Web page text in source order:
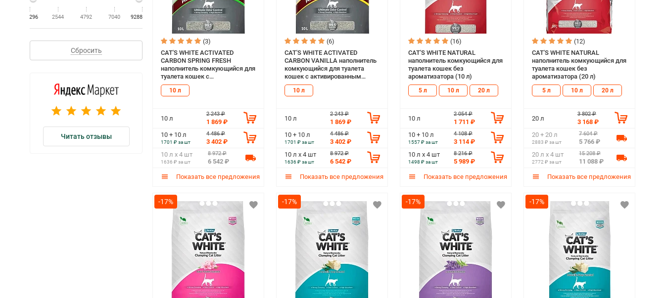
296 2544 4792 7040 9288
Сбросить
Читать отзывы
(3)
CAT'S WHITE ACTIVATED
CARBON SPRING FRESH
наполнитель комкующийся для
туалета кошек с
активированным углем и
ароматом весенней свежести
10 л
10 л
2 243 ₽
1 869 ₽
10 + 10 л
1701 ₽ за шт
4 486 ₽
3 402 ₽
10 л х 4 шт
1636 ₽ за шт
8 972 ₽
6 542 ₽
Показать все предложения
(6)
CAT'S WHITE ACTIVATED
CARBON VANILLA наполнитель
комкующийся для туалета
кошек с активированным
углем и ароматом ванили (10 л)
10 л
10 л
2 243 ₽
1 869 ₽
10 + 10 л
1701 ₽ за шт
4 486 ₽
3 402 ₽
10 л х 4 шт
1636 ₽ за шт
8 972 ₽
6 542 ₽
Показать все предложения
(16)
CAT'S WHITE NATURAL
наполнитель комкующийся для
туалета кошек без
ароматизатора (10 л)
5 л 10 л 20 л
10 л
2 054 ₽
1 711 ₽
10 + 10 л
1557 ₽ за шт
4 108 ₽
3 114 ₽
10 л х 4 шт
1498 ₽ за шт
8 216 ₽
5 989 ₽
Показать все предложения
(12)
CAT'S WHITE NATURAL
наполнитель комкующийся для
туалета кошек без
ароматизатора (20 л)
5 л 10 л 20 л
20 л
3 802 ₽
3 168 ₽
20 + 20 л
2883 ₽ за шт
7 604 ₽
5 766 ₽
20 л х 4 шт
2772 ₽ за шт
15 208 ₽
11 088 ₽
Показать все предложения
-17% -17% -17% -17%